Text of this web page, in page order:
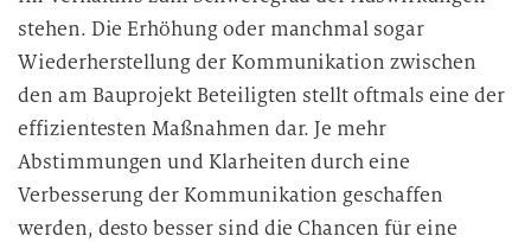
stehen. Die Erhöhung oder manchmal sogar
Wiederherstellung der Kommunikation zwischen
den am Bauprojekt Beteiligten stellt oftmals eine der
effizientesten Maßnahmen dar. Je mehr
Abstimmungen und Klarheiten durch eine
Verbesserung der Kommunikation geschaffen
werden, desto besser sind die Chancen für eine